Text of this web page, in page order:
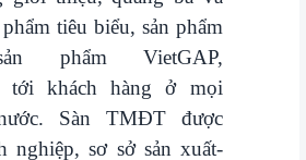
tiêu biểu, sản phẩm
phẩm VietGAP,
tới khách hàng ở mọi
Sàn TMĐT được
nghiệp, sơ sở sản xuất-